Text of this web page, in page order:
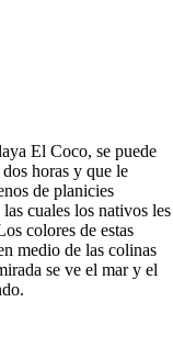
El Coco, se puede
horas y que le
de planicies
cuales los nativos les
colores de estas
medio de las colinas
se ve el mar y el